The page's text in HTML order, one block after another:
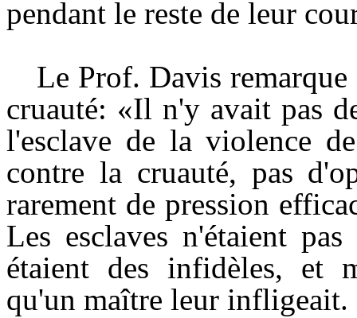
pendant le reste de leur
Le Prof. Davis
cruauté: «Il n'y avait pas
l'esclave de la violence
contre la cruauté, pas
rarement de pression
Les esclaves n'étaient
étaient des infidèles, et
qu'un maître leur infligeait.